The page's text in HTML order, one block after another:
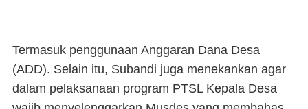
Termasuk penggunaan Anggaran Dana Desa
(ADD). Selain itu, Subandi juga menekankan agar
dalam pelaksanaan program PTSL Kepala Desa